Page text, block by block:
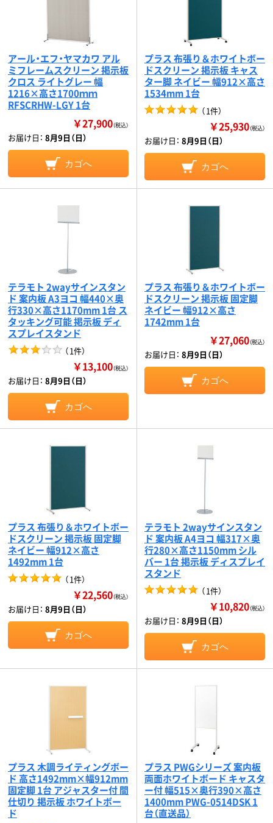
アール・エフ・ヤマカワ アル
ミフレームスクリーン 掲示板
クロス ライトグレー 幅
1216×高さ1700ｍｍ
RFSCRHW-LGY 1台
￥27,900（税込）
お届け日： 8月9日（日）
カゴへ
プラス 布張り＆ホワイトボー
ドスクリーン 掲示板 キャス
ター脚 ネイビー 幅912×高さ
1534mm 1台
（1件）
￥25,930（税込）
お届け日： 8月9日（日）
カゴへ
テラモト 2wayサインスタン
ド 案内板 A3ヨコ 幅440×奥
行330×高さ1170mm 1台 ス
タッキング可能 掲示板 ディ
スプレイスタンド
（1件）
￥13,100（税込）
お届け日： 8月9日（日）
カゴへ
プラス 布張り＆ホワイトボー
ドスクリーン 掲示板 固定脚
ネイビー 幅912×高さ
1742mm 1台
￥27,060（税込）
お届け日： 8月9日（日）
カゴへ
プラス 布張り＆ホワイトボー
ドスクリーン 掲示板 固定脚
ネイビー 幅912×高さ
1492mm 1台
（1件）
￥22,560（税込）
お届け日： 8月9日（日）
カゴへ
テラモト 2wayサインスタン
ド 案内板 A4ヨコ 幅317×奥
行280×高さ1150mm シル
バー 1台 掲示板 ディスプレイ
スタンド
（1件）
￥10,820（税込）
お届け日： 8月9日（日）
カゴへ
プラス 木調ライティングボー
ド 高さ1492mm×幅912mm
固定脚 1台 アジャスター付 間
仕切り 掲示板 ホワイトボー
ド
プラス PWGシリーズ 案内板
両面ホワイトボード キャスタ
ー付 幅515×奥行390×高さ
1400mm PWG-0514DSK 1
台（直送品）